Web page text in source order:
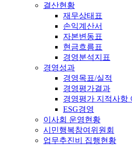
결산현황
재무상태표
손익계산서
자본변동표
현금흐름표
경영분석지표
경영성과
경영목표/실적
경영평가결과
경영평가 지적사항
ESG경영
이사회 운영현황
시민행복참여위원회
업무추진비 집행현황